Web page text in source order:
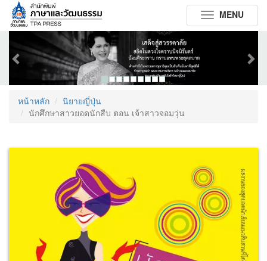
Toggle
navigation
MENU
Previous
หน้าหลัก
นิยายญี่ปุ่น
นักศึกษาสาวยอดนักสืบ ตอน เจ้าสาวจอมวุ่น